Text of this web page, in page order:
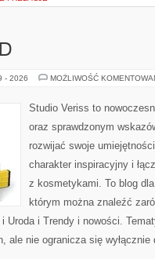
- 2026 MOŻLIWOŚĆ
Studio Veriss to
oraz sprawdzonym
rozwijać swoje
charakter inspiracyjny i
z kosmetykami. To blog
którym można znaleźć
Uroda i Trendy i nowości.
ale nie ogranicza się